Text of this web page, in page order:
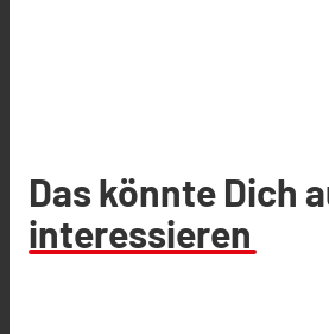
Das könnte Dich
interessieren